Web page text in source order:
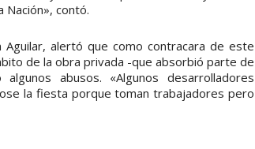
Nación», contó.
Aguilar, alertó que como contracara de este
de la obra privada -que absorbió parte de
abusos. «Algunos desarrolladores
la fiesta porque toman trabajadores pero